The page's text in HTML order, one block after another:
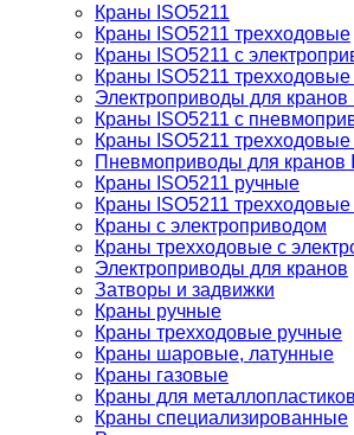
Краны ISO5211
Краны ISO5211 трехходовые
Краны ISO5211 с
Краны ISO5211
Электроприводы для кранов
Краны ISO5211 с
Краны ISO5211
Пневмоприводы для кранов
Краны ISO5211 ручные
Краны ISO5211
Краны с электроприводом
Краны трехходовые с
Электроприводы для кранов
Затворы и задвижки
Краны ручные
Краны трехходовые ручные
Краны шаровые, латунные
Краны газовые
Краны для
Краны специализированные